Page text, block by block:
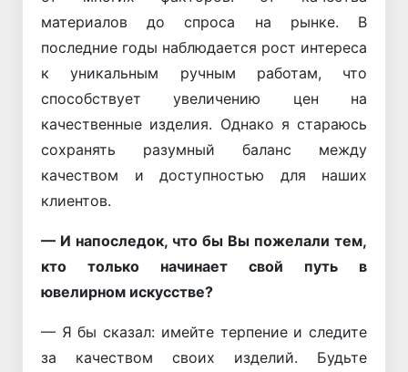
материалов до спроса на рынке. В
последние годы наблюдается рост интереса
к уникальным ручным работам, что
способствует увеличению цен на
качественные изделия. Однако я стараюсь
сохранять разумный баланс между
качеством и доступностью для наших
клиентов.
— И напоследок, что бы Вы пожелали тем,
кто только начинает свой путь в
ювелирном искусстве?
— Я бы сказал: имейте терпение и следите
за качеством своих изделий. Будьте